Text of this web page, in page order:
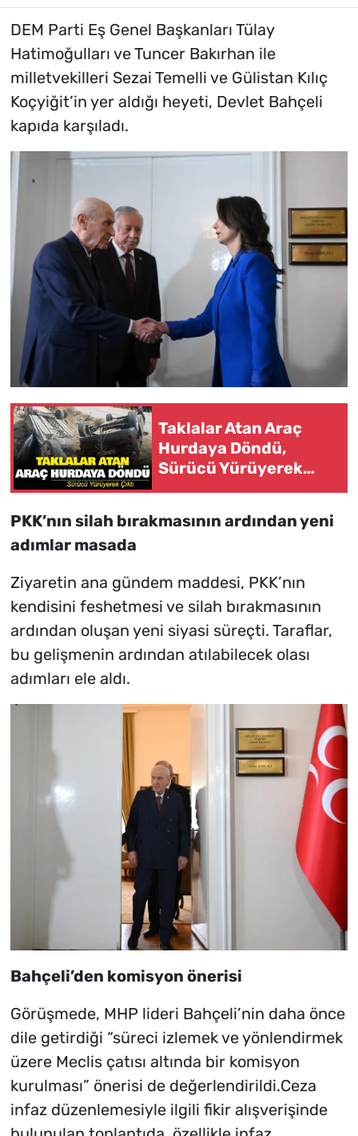
DEM Parti Eş Genel Başkanları Tülay
Hatimoğulları ve Tuncer Bakırhan ile
milletvekilleri Sezai Temelli ve Gülistan Kılıç
Koçyiğit’in yer aldığı heyeti, Devlet Bahçeli
kapıda karşıladı.
Taklalar Atan Araç
Hurdaya Döndü,
Sürücü Yürüyerek
PKK’nın silah bırakmasının ardından yeni
adımlar masada
Ziyaretin ana gündem maddesi, PKK’nın
kendisini feshetmesi ve silah bırakmasının
ardından oluşan yeni siyasi süreçti. Taraflar,
bu gelişmenin ardından atılabilecek olası
adımları ele aldı.
Bahçeli’den komisyon önerisi
Görüşmede, MHP lideri Bahçeli’nin daha önce
dile getirdiği “süreci izlemek ve yönlendirmek
üzere Meclis çatısı altında bir komisyon
kurulması” önerisi de değerlendirildi.Ceza
infaz düzenlemesiyle ilgili fikir alışverişinde